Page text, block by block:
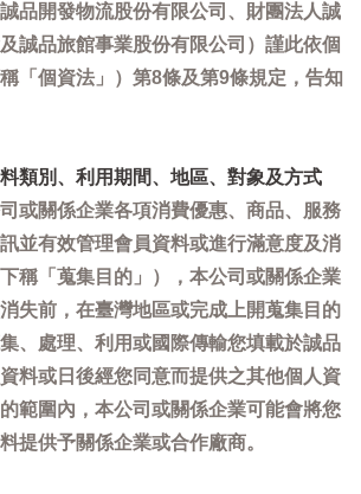
品開發物流股份有限公司、財團法人誠
誠品旅館事業股份有限公司）謹此依個
「個資法」）第8條及第9條規定，告知
類別、利用期間、地區、對象及方式
或關係企業各項消費優惠、商品、服務
並有效管理會員資料或進行滿意度及消
稱「蒐集目的」），本公司或關係企業
失前，在臺灣地區或完成上開蒐集目的
、處理、利用或國際傳輸您填載於誠品
料或日後經您同意而提供之其他個人資
範圍內，本公司或關係企業可能會將您
提供予關係企業或合作廠商。